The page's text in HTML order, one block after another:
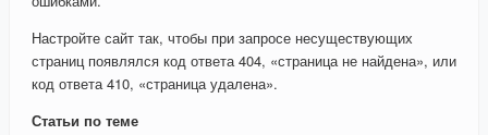
Настройте сайт так, чтобы при запросе несуществующих
страниц появлялся код ответа 404, «страница не найдена», или
код ответа 410, «страница удалена».
Статьи по теме